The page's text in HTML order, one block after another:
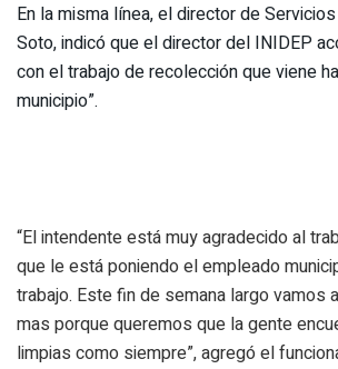
En la misma línea, el director de
Soto, indicó que el director del INIDEP
con el trabajo de recolección que viene
municipio”.
“El intendente está muy agradecido al
que le está poniendo el empleado
trabajo. Este fin de semana largo vamos
mas porque queremos que la gente
limpias como siempre”, agregó el